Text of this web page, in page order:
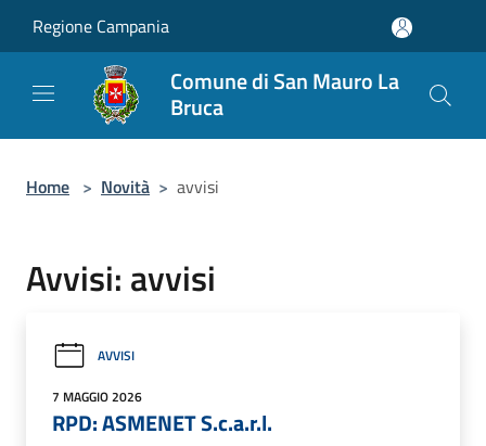
Regione Campania
Comune di San Mauro La
Bruca
Home > Novità > avvisi
Avvisi: avvisi
AVVISI
7 MAGGIO 2026
RPD: ASMENET S.c.a.r.l.